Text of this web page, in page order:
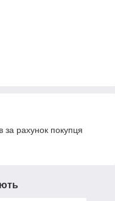
за рахунок покупця